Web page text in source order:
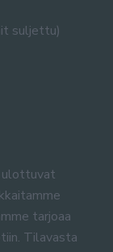
suljettu)
ulottuvat
tarjoaa
Tilavasta